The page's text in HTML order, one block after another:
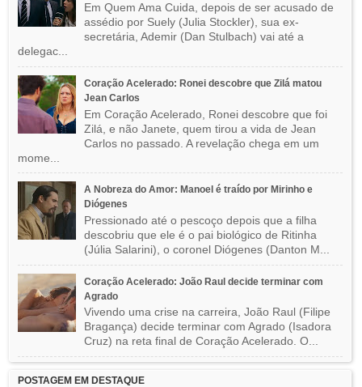
Em Quem Ama Cuida, depois de ser acusado de
assédio por Suely (Julia Stockler), sua ex-
secretária, Ademir (Dan Stulbach) vai até a
delegac...
Coração Acelerado: Ronei descobre que Zilá matou
Jean Carlos
Em Coração Acelerado, Ronei descobre que foi
Zilá, e não Janete, quem tirou a vida de Jean
Carlos no passado. A revelação chega em um
mome...
A Nobreza do Amor: Manoel é traído por Mirinho e
Diógenes
Pressionado até o pescoço depois que a filha
descobriu que ele é o pai biológico de Ritinha
(Júlia Salarini), o coronel Diógenes (Danton M...
Coração Acelerado: João Raul decide terminar com
Agrado
Vivendo uma crise na carreira, João Raul (Filipe
Bragança) decide terminar com Agrado (Isadora
Cruz) na reta final de Coração Acelerado. O...
POSTAGEM EM DESTAQUE